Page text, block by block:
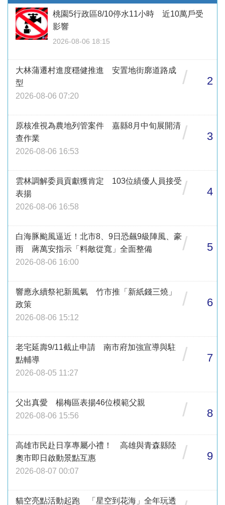
桃園5行政區8/10停水11小時 近10萬戶受
影響
2026-08-06 18:15
大林蒲遷村進度穩健推進 安置地街廓道路成
型
2026-08-06 07:20
/ 2
原核准視為農地列管案件 嘉縣8月中旬展開清
查作業
2026-08-06 16:53
/ 3
雲林調解委員貢獻獲肯定 103位績優人員接受
表揚
2026-08-06 16:58
/ 4
白海豚颱風逼近！北市8、9日恐飆9級陣風、豪
雨 蔣萬安指示「料敵從寬」全面整備
2026-08-06 16:00
/ 5
響應永續祭祀新風氣 竹市推「新紙錢三燒」
政策
2026-08-06 15:12
/ 6
老宅延壽9/11截止申請 南市府加強宣導與駐
點輔導
2026-08-05 11:27
/ 7
父出真愛 楊梅區表揚46位模範父親
2026-08-06 15:56
/ 8
高雄市民赴日享專屬小禮！ 高雄與青森縣陸
奧市即日啟動景點互惠
2026-08-07 00:07
/ 9
貓空亮點活動起跑 「星空到花海」全年玩透